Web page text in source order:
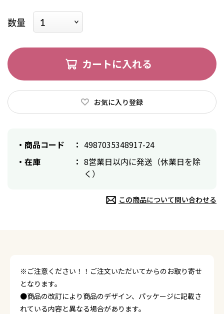
数量
カートに入れる
お気に入り登録
商品コード
4987035348917-24
在庫
8営業日以内に発送（休業日を除
く）
この商品について問い合わせる
※ご注意ください！！ご注文いただいてからのお取り寄せ
となります。
●商品の改訂により商品のデザイン、パッケージに記載さ
れている内容と異なる場合があります。